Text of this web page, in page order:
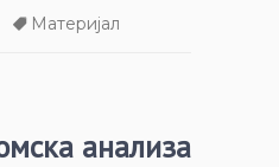
Материјал
анализа